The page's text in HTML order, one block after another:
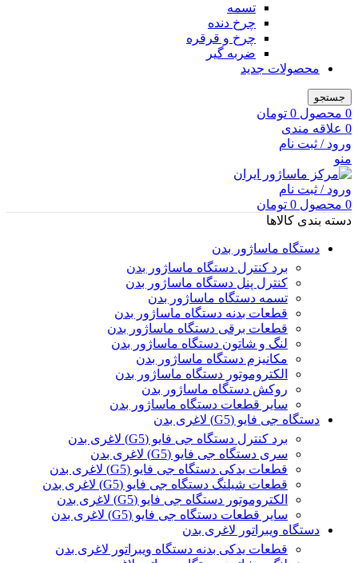
تسمه
چرخ دنده
چرخ و قرقره
ضربه گیر
محصولات جدید
جستجو
0 محصول 0 تومان
0 علاقه مندی
ورود / ثبت نام
منو
ورود / ثبت نام
0 محصول 0 تومان
دسته بندی کالاها
دستگاه ماساژور بدن
برد کنترل دستگاه ماساژور بدن
کنترل پنل دستگاه ماساژور بدن
تسمه دستگاه ماساژور بدن
قطعات بدنه دستگاه ماساژور بدن
قطعات برقی دستگاه ماساژور بدن
لنگ و شاتون دستگاه ماساژور بدن
مکانیزم دستگاه ماساژور بدن
الکتروموتور دستگاه ماساژور بدن
روکش دستگاه ماساژور بدن
سایر قطعات دستگاه ماساژور بدن
دستگاه جی فایو (G5) لاغری بدن
برد کنترل دستگاه جی فایو (G5) لاغری بدن
سری دستگاه جی فایو (G5) لاغری بدن
قطعات یدکی دستگاه جی فایو (G5) لاغری بدن
قطعات شیلنگ دستگاه جی فایو (G5) لاغری بدن
الکتروموتور دستگاه جی فایو (G5) لاغری بدن
سایر قطعات دستگاه جی فایو (G5) لاغری بدن
دستگاه ویبراتور لاغری بدن
قطعات یدکی بدنه دستگاه ویبراتور لاغری بدن